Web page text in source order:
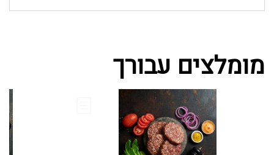
מומלצים עבורך